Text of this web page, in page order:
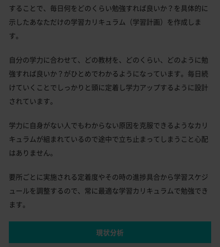
することで、毎日何をどのくらい勉強すれば良いか？を具体的に
示したあなただけの学習カリキュラム（学習計画）を作成しま
す。
自分の学力に合わせて、どの教材を、どのくらい、どのように勉
強すれば良いか？がひとめでわかるようになっています。毎日続
けていくことでしっかりと頭に定着し学力アップするように設計
されています。
学力に自身がない人でもわからない原因を克服できるようなカリ
キュラムが組まれているので途中で立ち止まってしまうこと心配
はありません。
要所ごとに実施される定着度やその時の進捗具合から学習スケジ
ュールを調整するので、常に最適な学習カリキュラムで勉強でき
ます。
現状分析